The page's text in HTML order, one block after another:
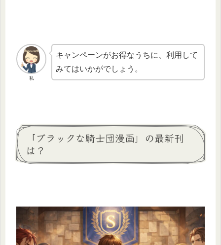
私
キャンペーンがお得なうちに、利用して
みてはいかがでしょう。
「ブラックな騎士団漫画」の最新刊
は？